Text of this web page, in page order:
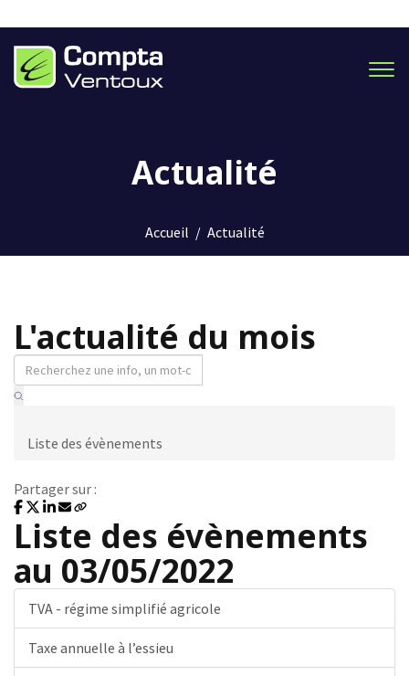
Actualité
Accueil / Actualité
L'actualité du mois
Liste des évènements
Partager sur :
Liste des évènements
au 03/05/2022
TVA - régime simplifié agricole
Taxe annuelle à l’essieu